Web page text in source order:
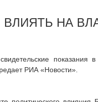
НА
показания
РИА «Новости».